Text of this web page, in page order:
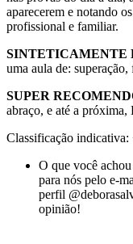
aparecerem e notando
profissional e familiar.
SINTETICAMENTE
uma aula de: superação,
SUPER
abraço, e até a próxima,
Classificação indicativa:
O que você achou
para nós pelo e-
perfil
opinião!